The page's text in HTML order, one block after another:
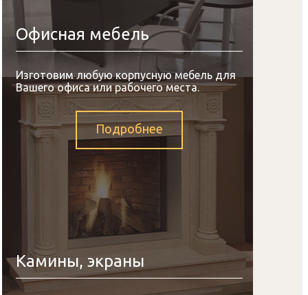
Офисная мебель
Изготовим любую корпусную мебель для
Вашего офиса или рабочего места.
Подробнее
Камины, экраны